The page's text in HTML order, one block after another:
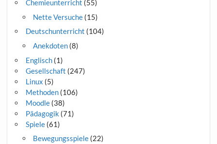
Chemieunterricht (55)
Nette Versuche(15)
Deutschunterricht (104)
Anekdoten(8)
Englisch(1)
Gesellschaft (247)
Linux (5)
Methoden(106)
Moodle(38)
Pädagogik (71)
Spiele(61)
Bewegungsspiele(22)